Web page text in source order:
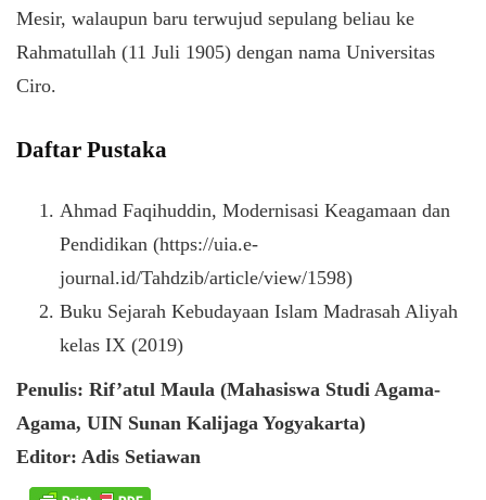
Mesir, walaupun baru terwujud sepulang beliau ke
Rahmatullah (11 Juli 1905) dengan nama Universitas
Ciro.
Daftar Pustaka
Ahmad Faqihuddin, Modernisasi Keagamaan dan
Pendidikan (https://uia.e-
journal.id/Tahdzib/article/view/1598)
Buku Sejarah Kebudayaan Islam Madrasah Aliyah
kelas IX (2019)
Penulis: Rif’atul Maula (Mahasiswa Studi Agama-
Agama, UIN Sunan Kalijaga Yogyakarta)
Editor: Adis Setiawan